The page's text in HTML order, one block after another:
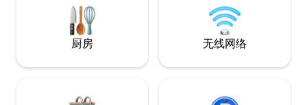
泳池17公里。距离贝尔格莱德机场138公
厨房 无线网络